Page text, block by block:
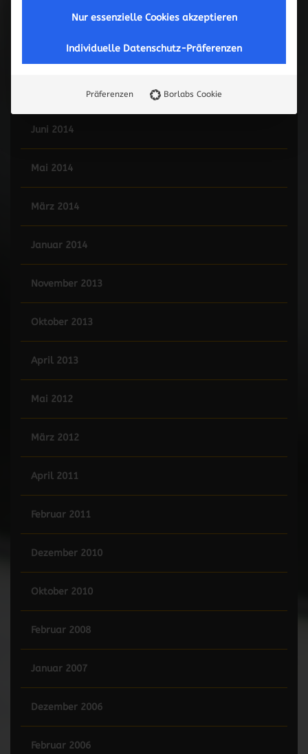
Mai 2015
Februar 2015
Januar 2015
Juni 2014
Mai 2014
März 2014
Januar 2014
November 2013
Oktober 2013
April 2013
Mai 2012
März 2012
April 2011
Februar 2011
Dezember 2010
Oktober 2010
Februar 2008
Januar 2007
Dezember 2006
Februar 2006
Nur essenzielle Cookies akzeptieren
Individuelle Datenschutz-Präferenzen
Präferenzen Borlabs Cookie